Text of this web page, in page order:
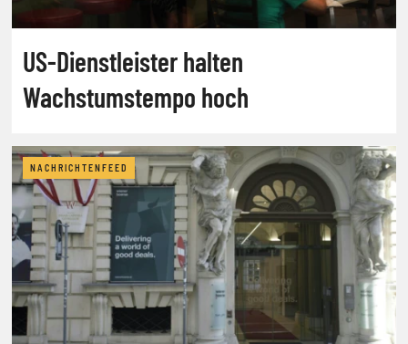
US-Dienstleister halten
Wachstumstempo hoch
NACHRICHTENFEED